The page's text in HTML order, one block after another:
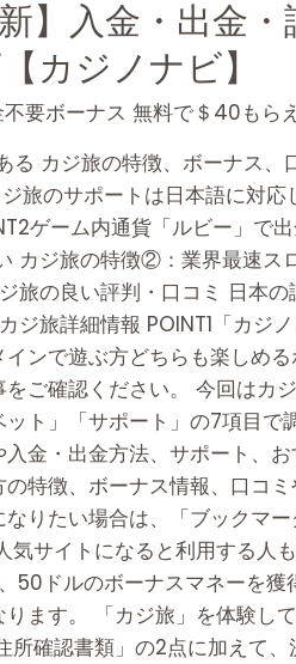
】入金・出金
カジノナビ】
不要ボーナス 無料で＄40も
カジ旅の特徴、ボーナス、
旅のサポートは日本語に対
ゲーム内通貨「ルビー」で
カジ旅の特徴②：業界最速ス
旅の良い評判・口コミ 日本
旅詳細情報 POINT1「カジ
ンで遊ぶ方どちらも楽しめ
ご確認ください。 今回はカ
ト」「サポート」の7項目で
金・出金方法、サポート、
特徴、ボーナス情報、口コ
りたい場合は、「ブックマ
サイトになると利用する人
50ドルのボーナスマネーを
ます。 「カジ旅」を体験し
確認書類」の2点に加えて、